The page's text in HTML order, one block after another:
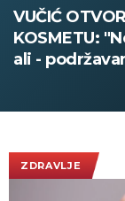
VUČIĆ
KOSMETU:
ali -
ZDRAVLJE